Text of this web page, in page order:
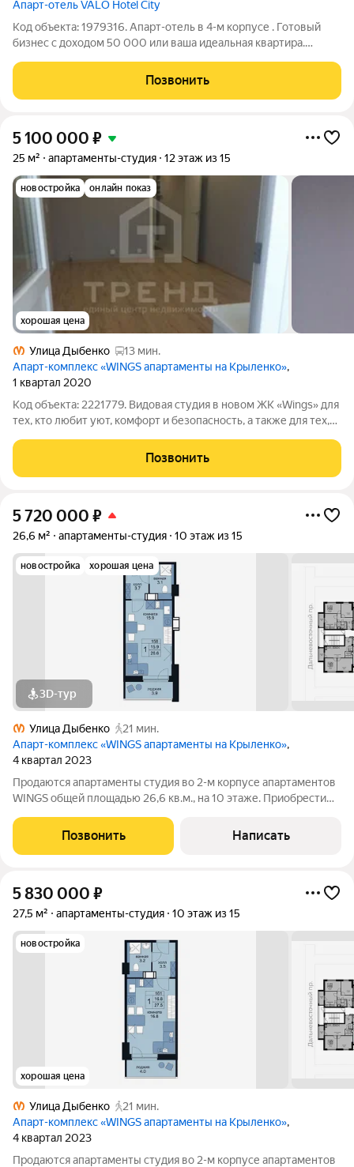
Апарт-отель VALO Hotel City
Код объекта: 1979316. Апарт-отель в 4-м корпусе . Готовый
бизнес с доходом 50 000 или ваша идеальная квартира.
одном! Перед вами не просто квартира, а полностью готовый
бизнес-актив в составе
Позвонить
5 100 000 ₽
25 м² апартаменты-студия 12 этаж из 15
новостройка онлайн показ
хорошая цена
Улица Дыбенко
13 мин.
Апарт-комплекс «WINGS апартаменты на Крыленко»,
1 квартал 2020
Код объекта: 2221779. Видовая студия в новом ЖК «Wings» для
теx, кто любит уют, кoмфopт и безoпacнocть, a тaкже для тех,
подходят как для проживания так и для сдачи в аренду, есть
разные варианты
Позвонить
5 720 000 ₽
26,6 м² апартаменты-студия 10 этаж из 15
новостройка хорошая цена
3D-тур
Улица Дыбенко
21 мин.
Апарт-комплекс «WINGS апартаменты на Крыленко»,
4 квартал 2023
Продаются апартаменты студия во 2-м корпусе апартаментов
WINGS общей площадью 26,6 кв.м., на 10 этаже. Приобрести
лет. Комплекс апартаментов "WINGS" располагается по адресу
улица Крыленко,
Позвонить Написать
5 830 000 ₽
27,5 м² апартаменты-студия 10 этаж из 15
новостройка
хорошая цена
Улица Дыбенко
21 мин.
Апарт-комплекс «WINGS апартаменты на Крыленко»,
4 квартал 2023
Продаются апартаменты студия во 2-м корпусе апартаментов